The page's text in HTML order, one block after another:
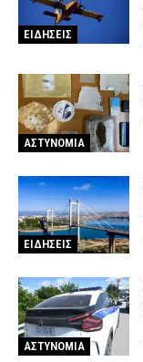
ΕΙΔΗΣΕΙΣ
ΑΣΤΥΝΟΜΙΑ
ΕΙΔΗΣΕΙΣ
ΑΣΤΥΝΟΜΙΑ